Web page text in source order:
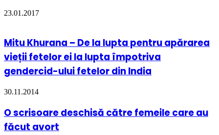
23.01.2017
Mitu Khurana – De la lupta pentru apărarea
vieții fetelor ei la lupta împotriva
gendercid-ului fetelor din India
30.11.2014
O scrisoare deschisă către femeile care au
făcut avort